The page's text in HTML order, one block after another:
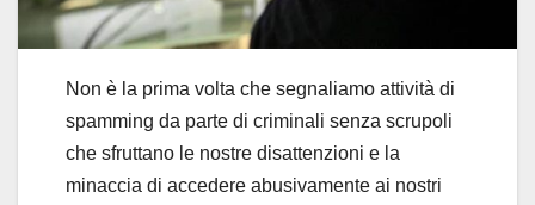
Non è la prima volta che segnaliamo attività di
spamming da parte di criminali senza scrupoli
che sfruttano le nostre disattenzioni e la
minaccia di accedere abusivamente ai nostri